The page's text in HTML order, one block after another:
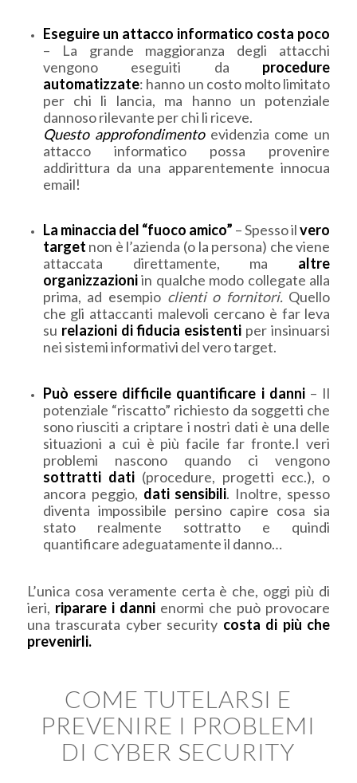
Eseguire un attacco informatico costa poco
– La grande maggioranza degli attacchi
vengono eseguiti da procedure
automatizzate: hanno un costo molto limitato
per chi li lancia, ma hanno un potenziale
dannoso rilevante per chi li riceve.
Questo approfondimento evidenzia come un
attacco informatico possa provenire
addirittura da una apparentemente innocua
email!
La minaccia del “fuoco amico” – Spesso ilvero
target non è l’azienda (o la persona) che viene
attaccata direttamente, ma altre
organizzazioniin qualche modo collegate alla
prima, ad esempio clienti o fornitori.Quello
che gli attaccanti malevoli cercano è far leva
su relazioni di fiducia esistenti per insinuarsi
nei sistemi informativi del vero target.
Può essere difficile quantificare i danni– Il
potenziale “riscatto” richiesto da soggetti che
sono riusciti a criptare i nostri dati è una delle
situazioni a cui è più facile far fronte.I veri
problemi nascono quando ci vengono
sottratti dati(procedure, progetti ecc.), o
ancora peggio, dati sensibili. Inoltre, spesso
diventa impossibile persino capire cosa sia
stato realmente sottratto e quindi
quantificare adeguatamente il danno…
L’unica cosa veramente certa è che, oggi più di
ieri, riparare i dannienormi che può provocare
una trascurata cyber security costa di più che
prevenirli.
COME TUTELARSI E
PREVENIRE I PROBLEMI
DI CYBER SECURITY